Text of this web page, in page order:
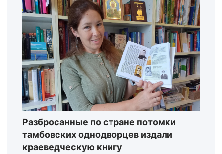
Разбросанные по стране потомки
тамбовских однодворцев издали
краеведческую книгу